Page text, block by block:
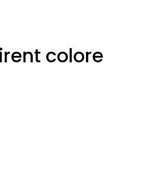
colore